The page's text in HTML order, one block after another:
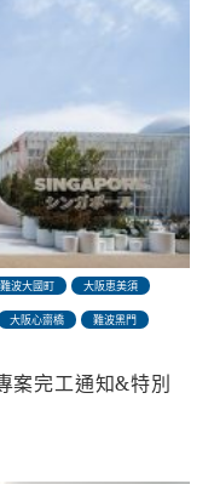
難波大國町 大阪恵美須
大阪心齋橋 難波黑門
案完工通知&特別